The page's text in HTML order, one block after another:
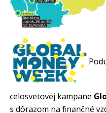
celosvetovej kampane
s dôrazom na finančné